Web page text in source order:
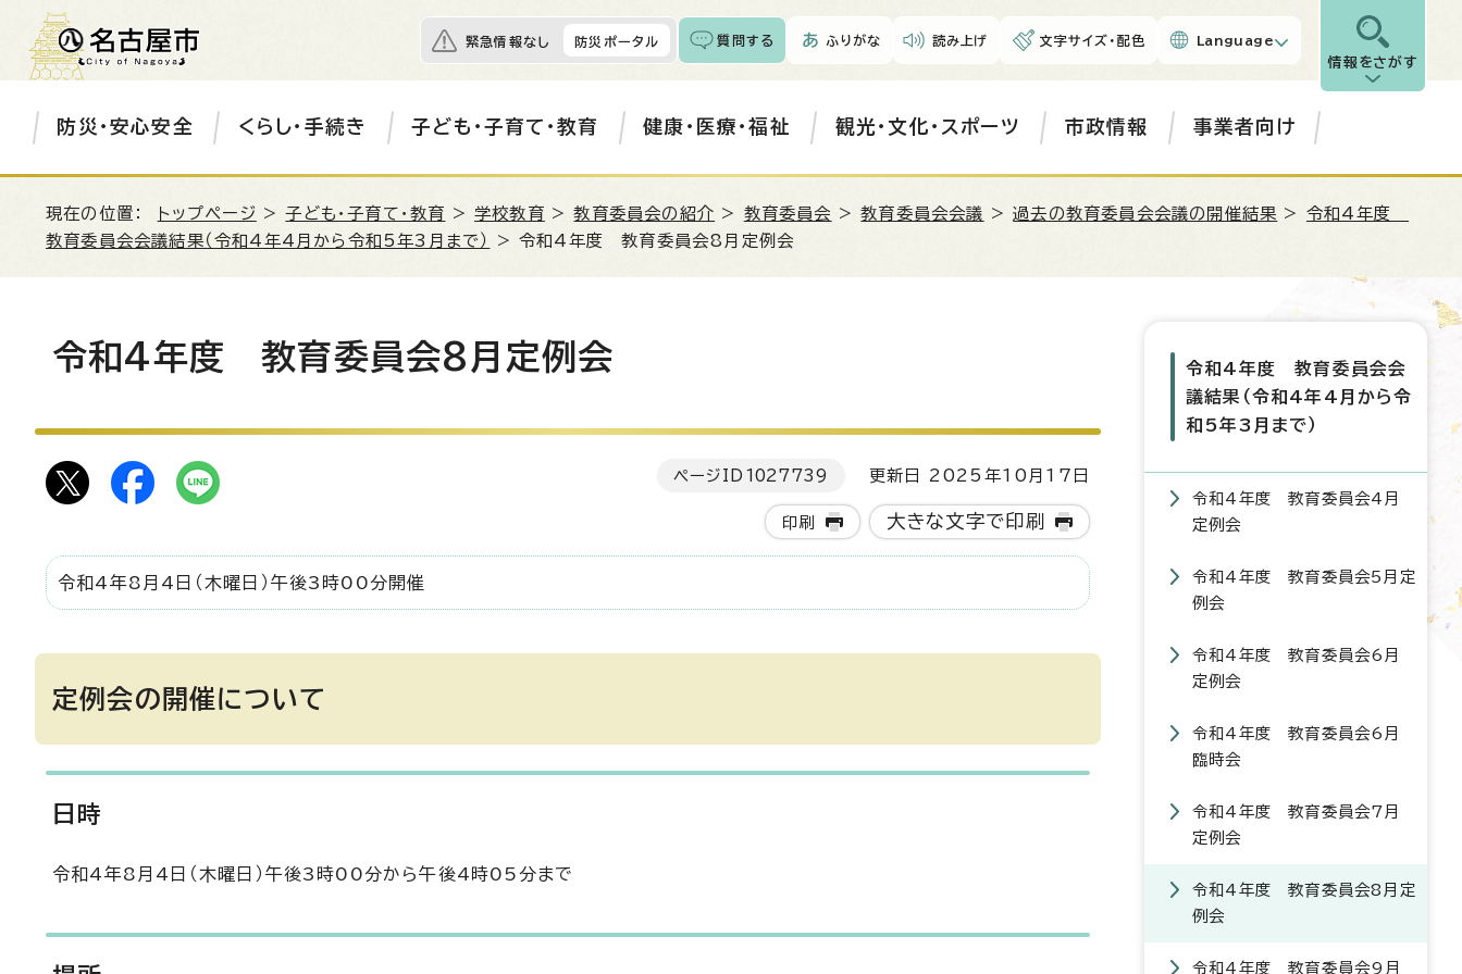
緊急情報なし 防災ポータル 質問する ふりがな 読み上げ 文字サイズ・配色 Language
情報をさがす
防災・安心安全 くらし・手続き 子ども・子育て・教育 健康・医療・福祉 観光・文化・スポーツ 市政情報 事業者向け
現在の位置： トップページ >子ども・子育て・教育 >学校教育 >教育委員会の紹介 > 教育委員会 >教育委員会会議 >過去の教育委員会会議の開催結果 > 令和4年度
教育委員会会議結果（令和4年4月から令和5年3月まで）
> 令和4年度 教育委員会8月定例会
令和4年度 教育委員会8月定例会
ページID 1027739 更新日 2025年10月17日
印刷 大きな文字で印刷
令和4年8月4日（木曜日）午後3時00分開催
定例会の開催について
日時
令和4年8月4日（木曜日）午後3時00分から午後4時05分まで
令和4年度 教育委員会会
議結果（令和4年4月から令
和5年3月まで）
令和4年度 教育委員会4月
定例会
令和4年度 教育委員会5月定
例会
令和4年度 教育委員会6月
定例会
令和4年度 教育委員会6月
臨時会
令和4年度 教育委員会7月
定例会
令和4年度 教育委員会8月定
例会
令和4年度 教育委員会9月